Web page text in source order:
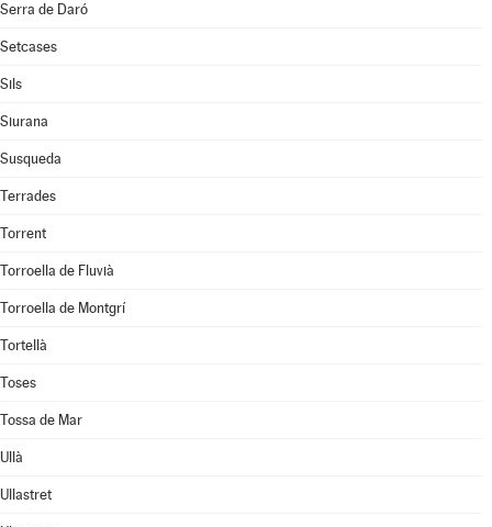
Serra de Daró
Setcases
Sils
Siurana
Susqueda
Terrades
Torrent
Torroella de Fluvià
Torroella de Montgrí
Tortellà
Toses
Tossa de Mar
Ullà
Ullastret